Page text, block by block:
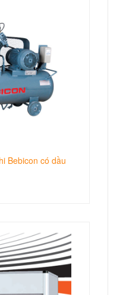
Bebicon có dầu